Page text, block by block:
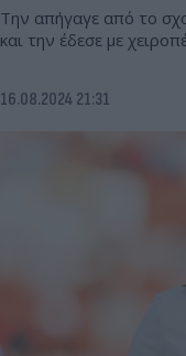
Την απήγαγε από το
και την έδεσε με
16.08.2024 21:31